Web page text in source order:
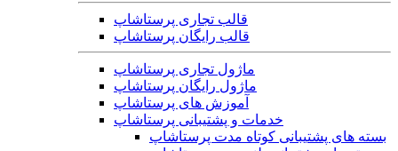
قالب تجاری پرستاشاپ
قالب رایگان پرستاشاپ
ماژول تجاری پرستاشاپ
ماژول رایگان پرستاشاپ
آموزش های پرستاشاپ
خدمات و پشتیبانی پرستاشاپ
بسته های پشتیبانی کوتاه مدت پرستاشاپ